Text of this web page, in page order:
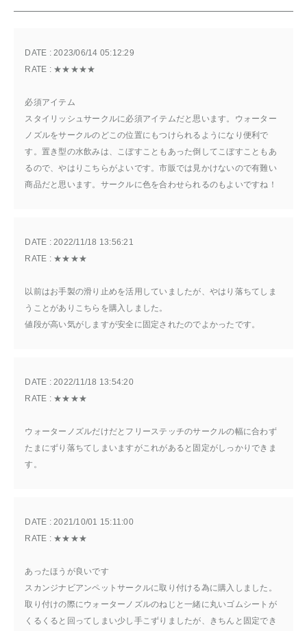
必須アイテム
DATE : 2023/06/14 05:12:29
RATE : ★★★★★
スタイリッシュサークルに必須アイテムだと思います。ウォーター
ノズルをサークルのどこの位置にもつけられるようになり便利で
す。置き型の水飲みは、こぼすこともあった倒してこぼすこともあ
るので、やはりこちらがよいです。市販では見かけないので有難い
商品だと思います。サークルに色を合わせられるのもよいですね！
DATE : 2022/11/18 13:56:21
RATE : ★★★★
以前はお手製の滑り止めを活用していましたが、やはり落ちてしま
うことがありこちらを購入しました。
値段が高い気がしますが安全に固定されたのでよかったです。
DATE : 2022/11/18 13:54:20
RATE : ★★★★
ウォーターノズルだけだとフリーステッチのサークルの幅に合わず
たまにずり落ちてしまいますがこれがあると固定がしっかりできま
す。
あったほうが良いです
DATE : 2021/10/01 15:11:00
RATE : ★★★★
スカンジナビアンペットサークルに取り付ける為に購入しました。
取り付けの際にウォーターノズルのねじと一緒に丸いゴムシートが
くるくると回ってしまい少し手こずりましたが、きちんと固定でき